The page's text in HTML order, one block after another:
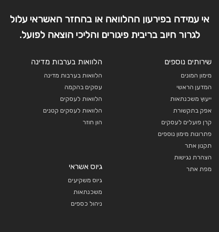
אי עמידה בפירעון ההלוואה או בהחזר האשראי עלול
לגרור חיוב בריבית פיגורים והליכי הוצאה לפועל.
שירותים נוספים
מימון המונים
המדען הראשי
ייעוץ משכנתאות
אפק בתקשורת
קרן פועלים לעסקים
פתרונות מימון נוספים
תקנון אתר
הצהרת נגישות
מפת אתר
הלוואות בערבות מדינה
הלוואות בערבות מדינה
עסקים בהקמה
הלוואות לעסקים
הלוואות לעסקים קטנים
הון חוזר
גיוס אשראי
גיוס משקיעים
משכנתאות
ניהול כספים